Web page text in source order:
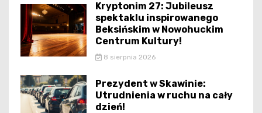
Kryptonim 27: Jubileusz
spektaklu inspirowanego
Beksińskim w Nowohuckim
Centrum Kultury!
8 sierpnia 2026
Prezydent w Skawinie:
Utrudnienia w ruchu na cały
dzień!